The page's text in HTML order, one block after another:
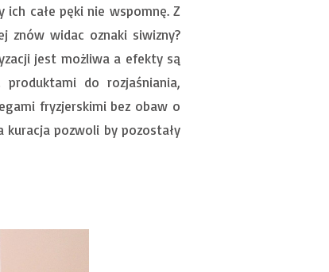
ich całe pęki nie wspomnę. Z
znów widac oznaki siwizny?
jest możliwa a efekty są
do rozjaśniania,
fryzjerskimi bez obaw o
kuracja pozwoli by pozostały